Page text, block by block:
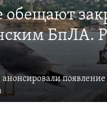
обещают
БпЛА.
анонсировали